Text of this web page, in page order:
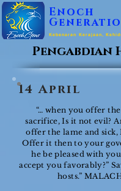
Enoch
Kebenaran Kerajaan,
Pengabdian
14 April
“… when you offer
sacrifice, Is it not evil?
offer the lame and sick,
Offer it then to your
he be pleased with
accept you favorably?”
hosts.”